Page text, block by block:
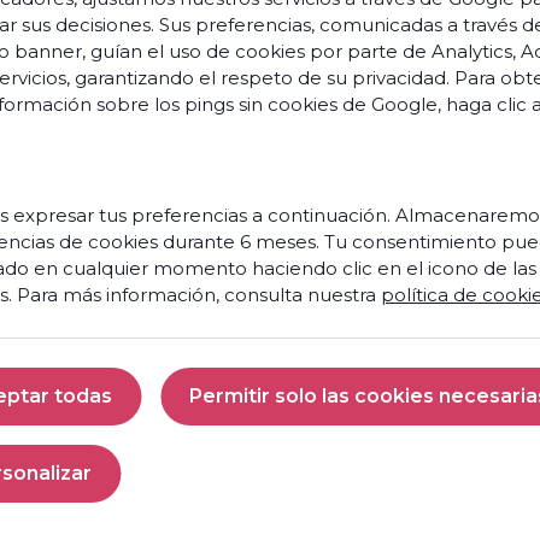
sus decisiones. Sus preferencias, comunicadas a través
banner, guían el uso de cookies por parte de Analytics,
garantizando el respeto de su privacidad. Para
sobre los pings sin cookies de Google, haga clic
expresar tus preferencias a continuación.
de cookies durante 6 meses. Tu consentimiento
en cualquier momento haciendo clic en el icono de las
Para más información, consulta nuestra política de
todas
Aceptar todas
Permitir solo las cookies
Permitir solo las
Personalizar
et
et
Prêt
à
faire
de
contact
un
moteur
de